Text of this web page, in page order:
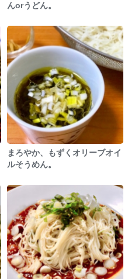
んorうどん。
まろやか、もずくオリーブオイ
ルそうめん。